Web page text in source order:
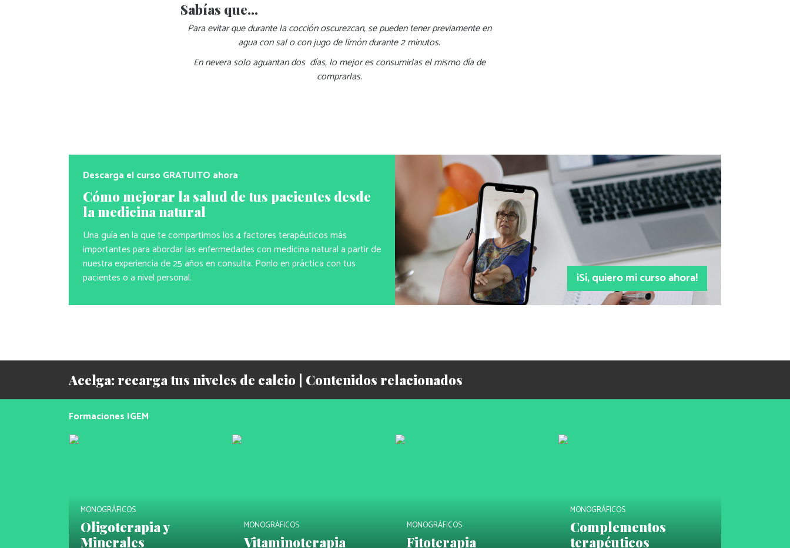
Sabías que…
Para evitar que durante la cocción oscurezcan, se pueden tener previamente en
agua con sal o con jugo de limón durante 2 minutos.
En nevera solo aguantan dos días, lo mejor es consumirlas el mismo día de
comprarlas.
Descarga el curso GRATUITO ahora
Cómo mejorar la salud de tus pacientes desde
la medicina natural
Una guía en la que te compartimos los 4 factores terapéuticos más
importantes para abordar las enfermedades con medicina natural a partir de
nuestra experiencia de 25 años en consulta. Ponlo en práctica con tus
pacientes o a nivel personal.
¡Sí, quiero mi curso ahora!
Acelga: recarga tus niveles de calcio | Contenidos relacionados
Formaciones IGEM
MONOGRÁFICOS
Oligoterapia y
Minerales
MONOGRÁFICOS
Vitaminoterapia
MONOGRÁFICOS
Fitoterapia
MONOGRÁFICOS
Complementos
terapéuticos